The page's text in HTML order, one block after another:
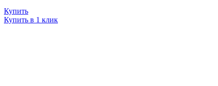
Купить
Купить в 1 клик